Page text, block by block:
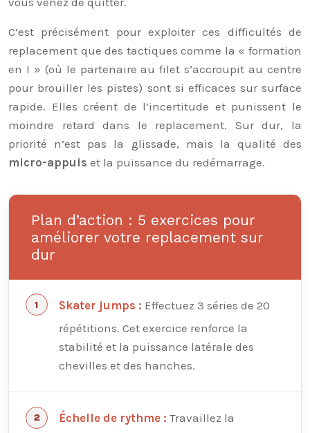
C’est précisément pour exploiter ces difficultés de
replacement que des tactiques comme la « formation
en I » (où le partenaire au filet s’accroupit au centre
pour brouiller les pistes) sont si efficaces sur surface
rapide. Elles créent de l’incertitude et punissent le
moindre retard dans le replacement. Sur dur, la
priorité n’est pas la glissade, mais la qualité des
micro-appuis et la puissance du redémarrage.
Plan d’action : 5 exercices pour
améliorer votre replacement sur
dur
Skater jumps : Effectuez 3 séries de 20
répétitions. Cet exercice renforce la
stabilité et la puissance latérale des
chevilles et des hanches.
Échelle de rythme : Travaillez la